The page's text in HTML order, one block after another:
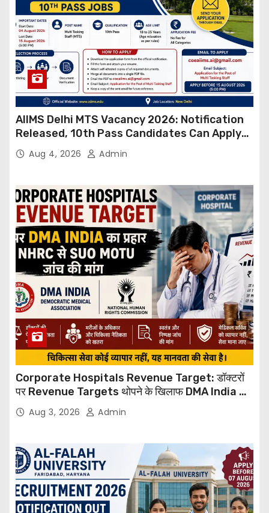
AIIMS Delhi MTS Vacancy 2026: Notification
Released, 10th Pass Candidates Can Apply
Through Email
Aug 4, 2026 Admin
Corporate Hospitals Revenue Target: डॉक्टरों
पर Revenue Targets थोपने के खिलाफ DMA India का
बड़ा कदम, NHRC से Suo Motu जांच की मांग
Aug 3, 2026 Admin